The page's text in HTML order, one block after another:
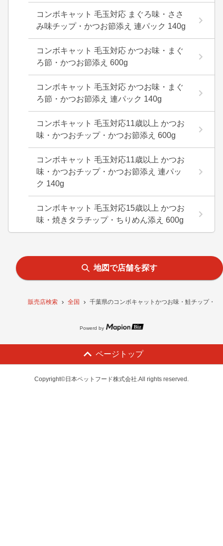
販売店検索 全国 千葉県のコンボキャットかつお味・鮭チップ・
コンボキャット 毛玉対応 まぐろ味・ささ
み味チップ・かつお節添え 連パック 140g
コンボキャット 毛玉対応 かつお味・まぐ
ろ節・かつお節添え 600g
コンボキャット 毛玉対応 かつお味・まぐ
ろ節・かつお節添え 連パック 140g
コンボキャット 毛玉対応11歳以上 かつお
味・かつおチップ・かつお節添え 600g
コンボキャット 毛玉対応11歳以上 かつお
味・かつおチップ・かつお節添え 連パッ
ク 140g
コンボキャット 毛玉対応15歳以上 かつお
味・焼きタラチップ・ちりめん添え 600g
地図で店舗を探す
Powerd by
ページトップ
Copyright©日本ペットフード株式会社.All rights reserved.